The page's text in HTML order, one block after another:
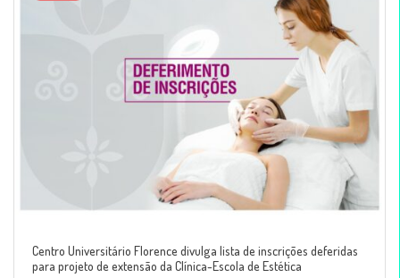
Centro Universitário Florence divulga lista de inscrições deferidas
para projeto de extensão da Clínica-Escola de Estética